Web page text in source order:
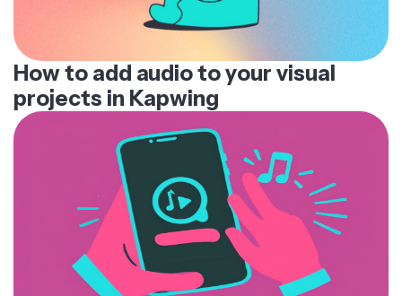
How to add audio to your visual
projects in Kapwing